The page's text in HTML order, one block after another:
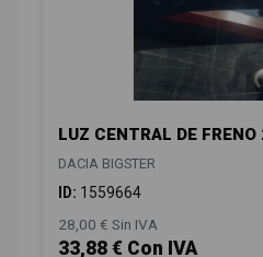
LUZ CENTRAL DE
DACIA BIGSTER
ID: 1559664
28,00 € Sin IVA
33,88 € Con IVA